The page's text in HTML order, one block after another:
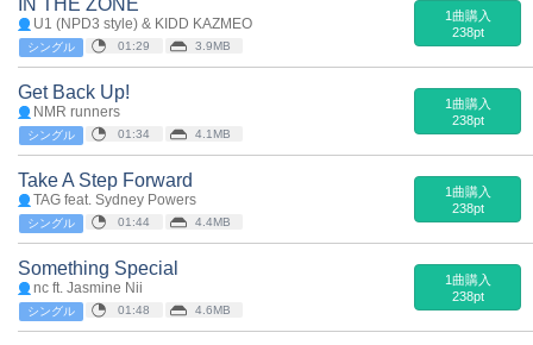
IN THE ZONE
U1 (NPD3 style) & KIDD KAZMEO
シングル 01:29 3.9MB
1曲購入
238pt
Get Back Up!
NMR runners
シングル 01:34 4.1MB
1曲購入
238pt
Take A Step Forward
TAG feat. Sydney Powers
シングル 01:44 4.4MB
1曲購入
238pt
Something Special
nc ft. Jasmine Nii
シングル 01:48 4.6MB
1曲購入
238pt